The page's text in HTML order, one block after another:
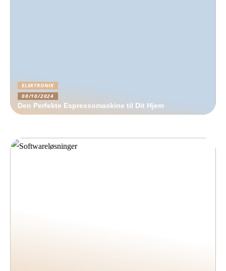
ELEKTRONIK
08/10/2024
Den Perfekte Espressomaskine til Dit Hjem